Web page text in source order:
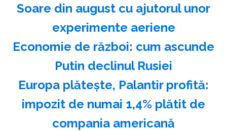
Soare din august cu ajutorul unor
experimente aeriene
Economie de război: cum ascunde
Putin declinul Rusiei
Europa plăteşte, Palantir profită:
impozit de numai 1,4% plătit de
compania americană